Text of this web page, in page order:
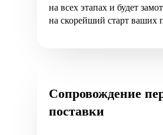
на всех этапах и будет
на скорейший старт ваших
Сопровождение
поставки